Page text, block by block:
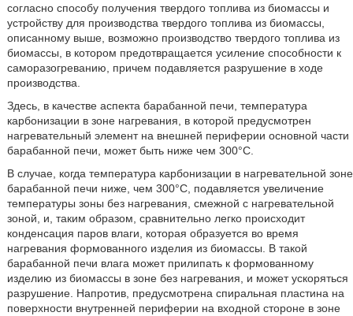
согласно способу получения твердого топлива из биомассы и
устройству для производства твердого топлива из биомассы,
описанному выше, возможно производство твердого топлива из
биомассы, в котором предотвращается усиление способности к
саморазогреванию, причем подавляется разрушение в ходе
производства.
Здесь, в качестве аспекта барабанной печи, температура
карбонизации в зоне нагревания, в которой предусмотрен
нагревательный элемент на внешней периферии основной части
барабанной печи, может быть ниже чем 300°C.
В случае, когда температура карбонизации в нагревательной зоне
барабанной печи ниже, чем 300°C, подавляется увеличение
температуры зоны без нагревания, смежной с нагревательной
зоной, и, таким образом, сравнительно легко происходит
конденсация паров влаги, которая образуется во время
нагревания формованного изделия из биомассы. В такой
барабанной печи влага может прилипать к формованному
изделию из биомассы в зоне без нагревания, и может ускоряться
разрушение. Напротив, предусмотрена спиральная пластина на
поверхности внутренней периферии на входной стороне в зоне